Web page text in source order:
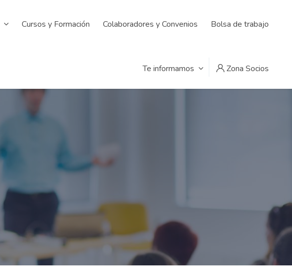
Cursos y Formación Colaboradores y Convenios Bolsa de trabajo
Te informamos Zona Socios